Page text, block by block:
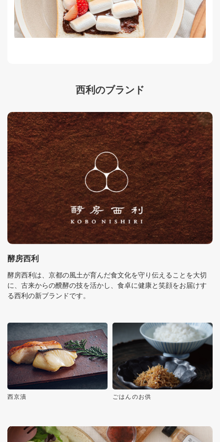
西利のブランド
酵房西利
酵房西利は、京都の風土が育んだ食文化を守り伝えることを大切
に、古来からの醗酵の技を活かし、食卓に健康と笑顔をお届けす
る西利の新ブランドです。
西京漬 ごはんのお供